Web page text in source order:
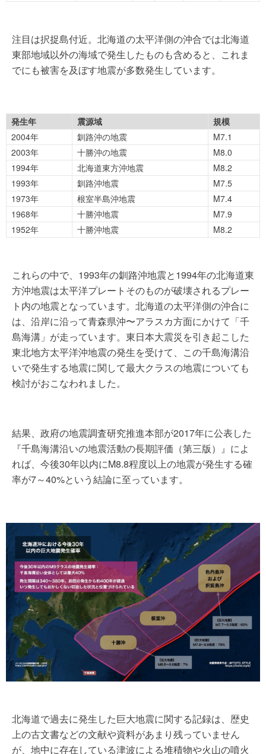
注目は択捉島付近。北海道の太平洋側の沖合では北海道
東部地域以外の海域で発生したものも含めると、これま
でにも被害を及ぼす地震が多数発生しています。
発生年 震源域
規模
2004年
釧路沖の地震
M7.1
2003年
十勝沖の地震
M8.0
1994年
北海道東方沖地震
M8.2
1993年
釧路沖地震
M7.5
1973年
根室半島沖地震
M7.4
1968年
十勝沖地震
M7.9
1952年
十勝沖地震 M8.2
これらの中で、1993年の釧路沖地震と1994年の北海道東
方沖地震は太平洋プレートそのものが破壊されるプレー
ト内の地震となっています。北海道の太平洋側の沖合に
は、沿岸に沿って青森県沖〜アラスカ方面にかけて「千
島海溝」が走っています。東日本大震災を引き起こした
東北地方太平洋沖地震の発生を受けて、この千島海溝沿
いで発生する地震に関して最大クラスの地震についても
検討がおこなわれました。
結果、政府の地震調査研究推進本部が2017年に公表した
『千島海溝沿いの地震活動の長期評価（第三版）』によ
れば、今後30年以内にM8.8程度以上の地震が発生する確
率が7～40%という結論に至っています。
北海道で過去に発生した巨大地震に関する記録は、歴史
上の古文書などの文献や資料があまり残っていません
が、地中に存在している津波による堆積物や火山の噴火